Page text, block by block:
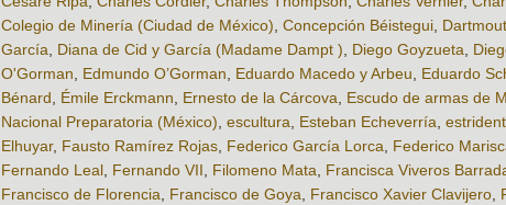
Colegio de Minería (Ciudad de México), Concepción Béistegui,
García, Diana de Cid y García (Madame Dampt ), Diego Goyzueta,
O'Gorman, Edmundo O’Gorman, Eduardo Macedo y Arbeu, Eduardo
Bénard, Émile Erckmann, Ernesto de la Cárcova, Escudo de armas de
Nacional Preparatoria (México), escultura, Esteban Echeverría,
Elhuyar, Fausto Ramírez Rojas, Federico García Lorca, Federico
Fernando Leal, Fernando VII, Filomeno Mata, Francisca Viveros
Francisco de Florencia, Francisco de Goya, Francisco Xavier Clavijero,